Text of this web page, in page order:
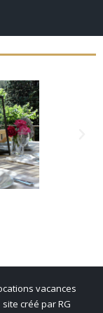
vacances
site créé parRG